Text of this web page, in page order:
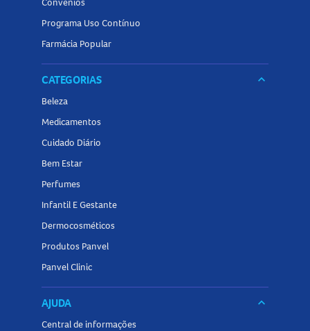
Programa Uso Contínuo
Farmácia Popular
CATEGORIAS keyboard_arrow_down
Beleza
Medicamentos
Cuidado Diário
Bem Estar
Perfumes
Infantil E Gestante
Dermocosméticos
Produtos Panvel
Panvel Clinic
AJUDA keyboard_arrow_down
Central de informações